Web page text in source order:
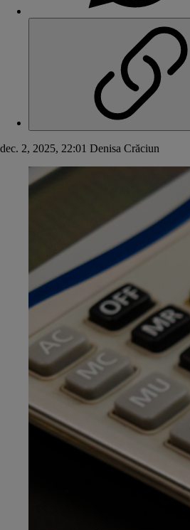
dec. 2, 2025, 22:01 Denisa Crăciun